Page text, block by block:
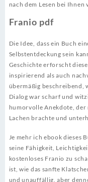
nach dem Lesen bei Ihnen
Franio pdf
Die Idee, dass ein Buch
Selbstentdeckung sein
Geschichte erforscht
inspirierend als auch
übermäßig beschreibend,
Dialog war scharf und
humorvolle Anekdote, der
Lachen brachte und
Je mehr ich ebook dieses
seine Fähigkeit,
kostenloses Franio zu
ist, wie das sanfte
und unauffällig, aber